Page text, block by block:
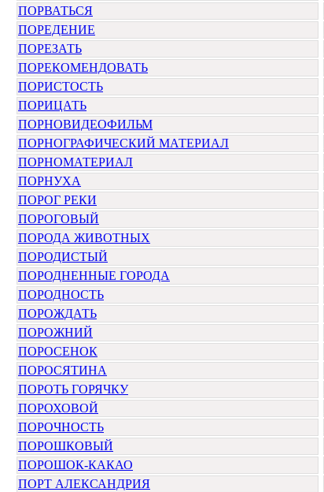
ПОРВАТЬСЯ
ПОРЕДЕНИЕ
ПОРЕЗАТЬ
ПОРЕКОМЕНДОВАТЬ
ПОРИСТОСТЬ
ПОРИЦАТЬ
ПОРНОВИДЕОФИЛЬМ
ПОРНОГРАФИЧЕСКИЙ МАТЕРИАЛ
ПОРНОМАТЕРИАЛ
ПОРНУХА
ПОРОГ РЕКИ
ПОРОГОВЫЙ
ПОРОДА ЖИВОТНЫХ
ПОРОДИСТЫЙ
ПОРОДНЕННЫЕ ГОРОДА
ПОРОДНОСТЬ
ПОРОЖДАТЬ
ПОРОЖНИЙ
ПОРОСЕНОК
ПОРОСЯТИНА
ПОРОТЬ ГОРЯЧКУ
ПОРОХОВОЙ
ПОРОЧНОСТЬ
ПОРОШКОВЫЙ
ПОРОШОК-КАКАО
ПОРТ АЛЕКСАНДРИЯ